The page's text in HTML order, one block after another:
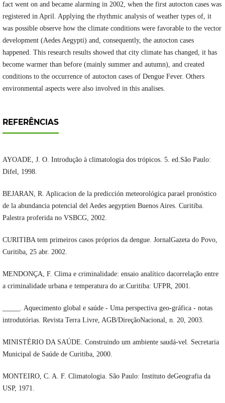
fact went on and became alarming in 2002, when the first autocton cases was
registered in April. Applying the rhythmic analysis of weather types of, it
was possible observe how the climate conditions were favorable to the vector
development (Aedes Aegypti) and, consequently, the autocton cases
happened. This research results showed that city climate has changed, it has
become warmer than before (mainly summer and autumn), and created
conditions to the occurrence of autocton cases of Dengue Fever. Others
environmental aspects were also involved in this analises.
REFERÊNCIAS
AYOADE, J. O. Introdução à climatologia dos trópicos. 5. ed.São Paulo:
Difel, 1998.
BEJARAN, R. Aplicacion de la predicción meteorológica parael pronóstico
de la abundancia potencial del Aedes aegyptien Buenos Aires. Curitiba.
Palestra proferida no VSBCG, 2002.
CURITIBA tem primeiros casos próprios da dengue. JornalGazeta do Povo,
Curitiba, 25 abr. 2002.
MENDONÇA, F. Clima e criminalidade: ensaio analítico dacorrelação entre
a criminalidade urbana e temperatura do ar.Curitiba: UFPR, 2001.
_____. Aquecimento global e saúde - Uma perspectiva geo-gráfica - notas
introdutórias. Revista Terra Livre, AGB/DireçãoNacional, n. 20, 2003.
MINISTÉRIO DA SAÚDE. Construindo um ambiente saudá-vel. Secretaria
Municipal de Saúde de Curitiba, 2000.
MONTEIRO, C. A. F. Climatologia. São Paulo: Instituto deGeografia da
USP, 1971.